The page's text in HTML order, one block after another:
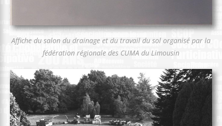
Affiche du salon du drainage et du travail du sol organisé par la
fédération régionale des CUMA du Limousin